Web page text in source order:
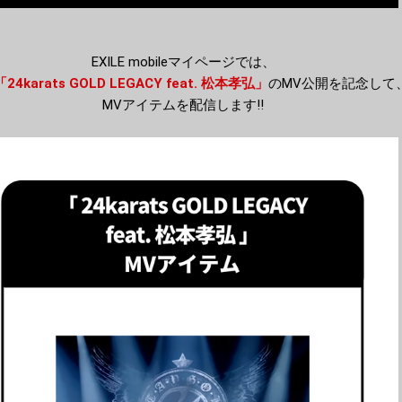
EXILE mobileマイページでは、
24karats GOLD LEGACY feat. 松本孝弘」 のMV公開を記念して
MVアイテムを配信します!!